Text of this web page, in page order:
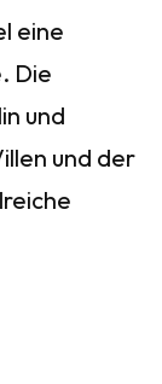
eine
Die
und
und der